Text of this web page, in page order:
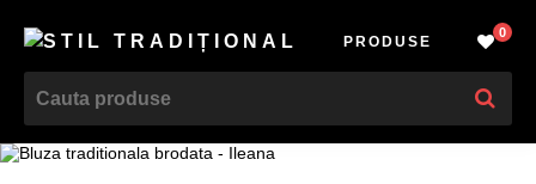
PRODUSE
0